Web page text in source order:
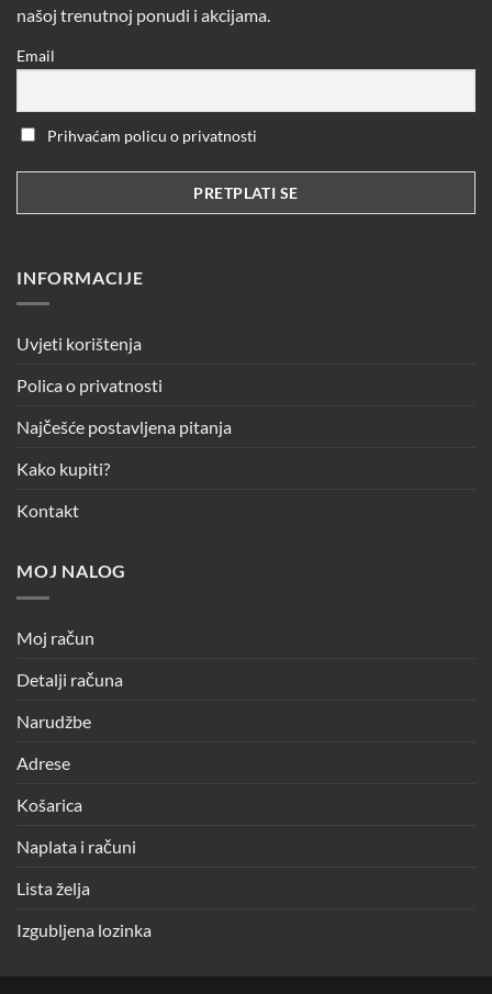
našoj trenutnoj ponudi i akcijama.
Email
Prihvaćam policu o privatnosti
INFORMACIJE
Uvjeti korištenja
Polica o privatnosti
Najčešće postavljena pitanja
Kako kupiti?
Kontakt
MOJ NALOG
Moj račun
Detalji računa
Narudžbe
Adrese
Košarica
Naplata i računi
Lista želja
Izgubljena lozinka